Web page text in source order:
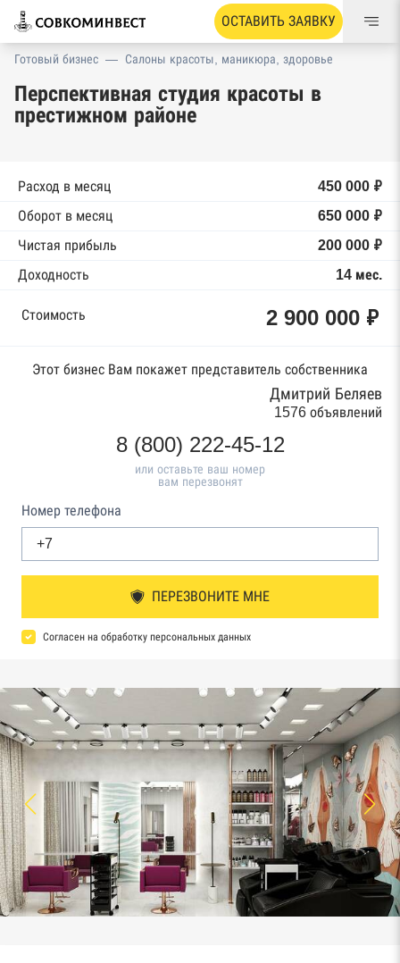
ОСТАВИТЬ ЗАЯВКУ
Готовый бизнес — Салоны красоты, маникюра, здоровье
Перспективная студия красоты в
престижном районе
Расход в месяц
450 000 ₽
Оборот в месяц
650 000 ₽
Чистая прибыль
200 000 ₽
Доходность
14 мес.
Стоимость 2 900 000 ₽
Этот бизнес Вам покажет представитель собственника
Дмитрий Беляев
1576 объявлений
8 (800) 222-45-12
или оставьте ваш номер
вам перезвонят
Номер телефона
ПЕРЕЗВОНИТЕ МНЕ
Согласен на обработку персональных данных